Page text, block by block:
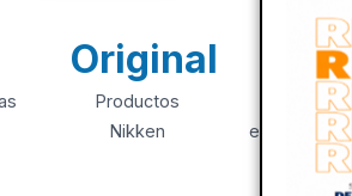
Original
Productos
Nikken
+20
Años de
experiencia